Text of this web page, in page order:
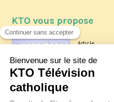
KTO vous propose
Article
Les
La visite